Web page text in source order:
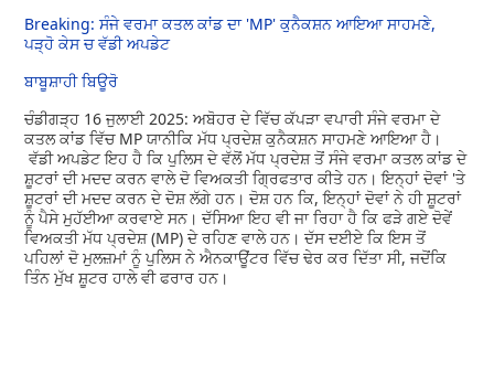
Breaking: ਸੰਜੇ ਵਰਮਾ ਕਤਲ ਕਾਂਡ ਦਾ 'MP' ਕੁਨੈਕਸ਼ਨ ਆਇਆ ਸਾਹਮਣੇ,
ਪੜ੍ਹੋ ਕੇਸ ਚ ਵੱਡੀ ਅਪਡੇਟ
ਬਾਬੂਸ਼ਾਹੀ ਬਿਊਰੋ
ਚੰਡੀਗੜ੍ਹ 16 ਜੁਲਾਈ 2025: ਅਬੋਹਰ ਦੇ ਵਿੱਚ ਕੱਪੜਾ ਵਪਾਰੀ ਸੰਜੇ ਵਰਮਾ ਦੇ
ਕਤਲ ਕਾਂਡ ਵਿੱਚ MP ਯਾਨੀਕਿ ਮੱਧ ਪ੍ਰਦੇਸ਼ ਕੁਨੈਕਸ਼ਨ ਸਾਹਮਣੇ ਆਇਆ ਹੈ।
ਵੱਡੀ ਅਪਡੇਟ ਇਹ ਹੈ ਕਿ ਪੁਲਿਸ ਦੇ ਵੱਲੋਂ ਮੱਧ ਪ੍ਰਦੇਸ਼ ਤੋਂ ਸੰਜੇ ਵਰਮਾ ਕਤਲ ਕਾਂਡ ਦੇ
ਸ਼ੂਟਰਾਂ ਦੀ ਮਦਦ ਕਰਨ ਵਾਲੇ ਦੋ ਵਿਅਕਤੀ ਗ੍ਰਿਫਤਾਰ ਕੀਤੇ ਹਨ। ਇਨ੍ਹਾਂ ਦੋਵਾਂ 'ਤੇ
ਸ਼ੂਟਰਾਂ ਦੀ ਮਦਦ ਕਰਨ ਦੇ ਦੋਸ਼ ਲੱਗੇ ਹਨ। ਦੋਸ਼ ਹਨ ਕਿ, ਇਨ੍ਹਾਂ ਦੋਵਾਂ ਨੇ ਹੀ ਸ਼ੂਟਰਾਂ
ਨੂੰ ਪੈਸੇ ਮੁਹੱਈਆ ਕਰਵਾਏ ਸਨ। ਦੱਸਿਆ ਇਹ ਵੀ ਜਾ ਰਿਹਾ ਹੈ ਕਿ ਫੜੇ ਗਏ ਦੋਵੇਂ
ਵਿਅਕਤੀ ਮੱਧ ਪ੍ਰਦੇਸ਼ (MP) ਦੇ ਰਹਿਣ ਵਾਲੇ ਹਨ। ਦੱਸ ਦਈਏ ਕਿ ਇਸ ਤੋਂ
ਪਹਿਲਾਂ ਦੋ ਮੁਲਜ਼ਮਾਂ ਨੂੰ ਪੁਲਿਸ ਨੇ ਐਨਕਾਊਂਟਰ ਵਿੱਚ ਢੇਰ ਕਰ ਦਿੱਤਾ ਸੀ, ਜਦੋਂਕਿ
ਤਿੰਨ ਮੁੱਖ ਸ਼ੂਟਰ ਹਾਲੇ ਵੀ ਫਰਾਰ ਹਨ।